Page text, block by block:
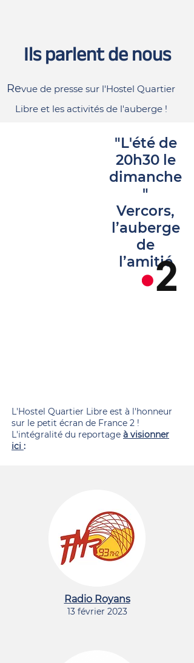
Ils parlent de nous
Revue de presse sur l'Hostel Quartier
Libre et les activités de l'auberge !
Présentation de la
reprise du projet
"L'été de
20h30 le
dimanche
"
Vercors,
l’auberge
de
l’amitié
L'Hostel Quartier Libre est à l'honneur
sur le petit écran de France 2 !
L'intégralité du reportage à visionner
ici :
Radio Royans
13 février 2023